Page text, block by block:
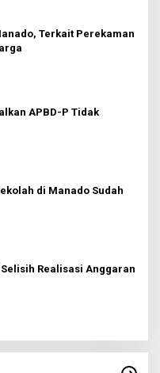
Terkait Perekaman
APBD-P Tidak
di Manado Sudah
Realisasi Anggaran